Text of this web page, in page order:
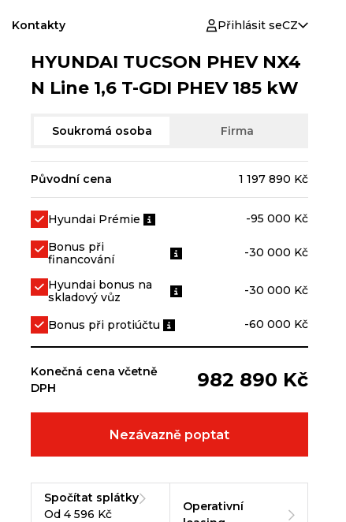
Kontakty Přihlásit seCZ
HYUNDAI TUCSON PHEV NX4
N Line 1,6 T-GDI PHEV 185 kW
Soukromá osoba Firma
Původní cena 1 197 890 Kč
Hyundai Prémie
-95 000 Kč
Bonus při
financování
-30 000 Kč
Hyundai bonus na
skladový vůz
-30 000 Kč
Bonus při protiúčtu -60 000 Kč
Konečná cena včetně
DPH
982 890 Kč
Nezávazně poptat
Spočítat splátky
Od 4 596 Kč
Operativní